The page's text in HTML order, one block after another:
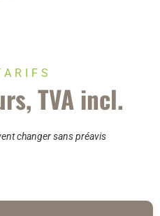
TVA incl.
changer sans préavis